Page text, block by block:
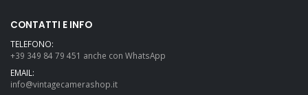
CONTATTI E INFO
TELEFONO:
+39 349 84 79 451 anche con WhatsApp
EMAIL:
info@vintagecamerashop.it